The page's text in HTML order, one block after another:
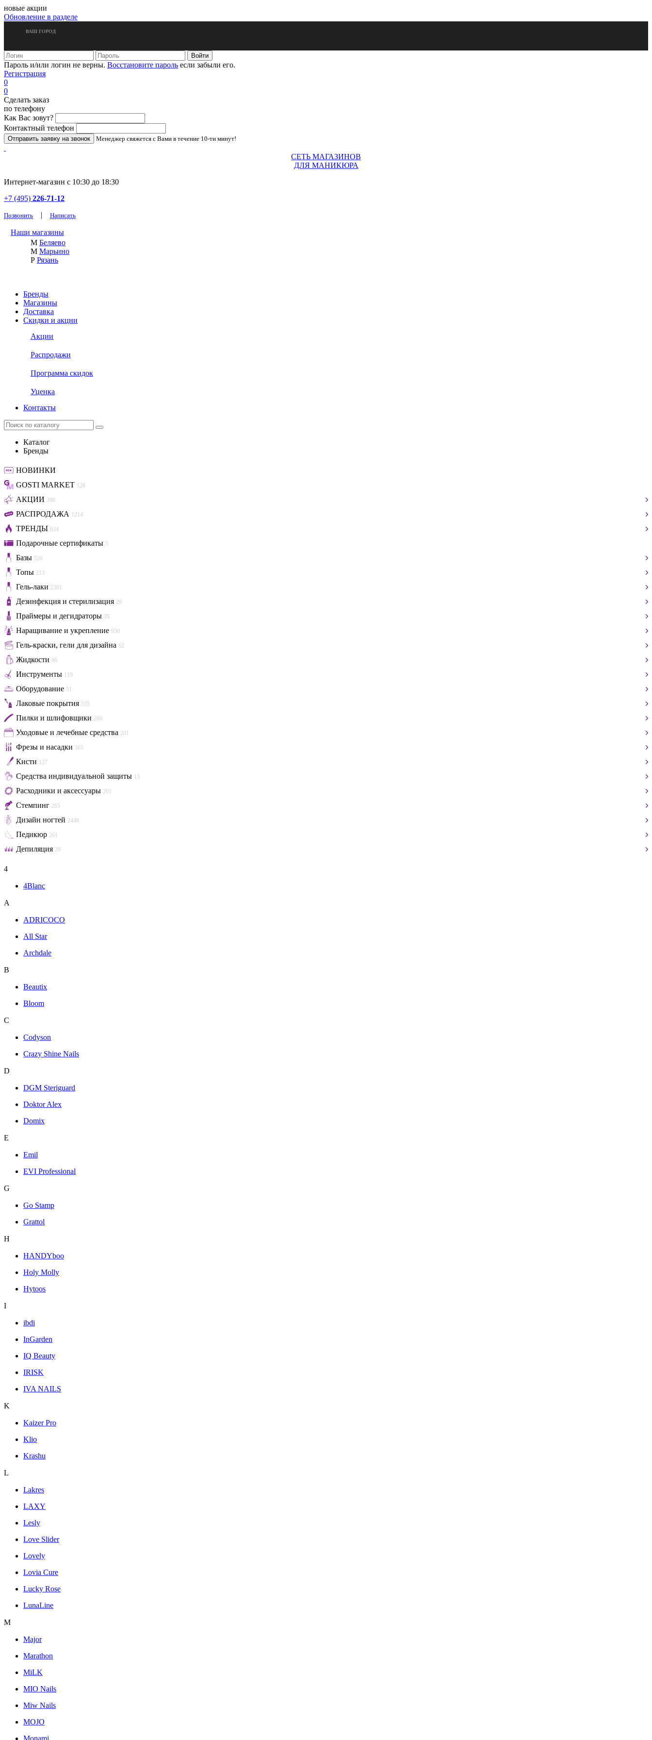
новые акции
Обновление в разделе
ВАШ ГОРОД
Пароль и/или логин не верны. Восстановите пароль если забыли его.
Регистрация
0
0
Сделать заказ
по телефону
Как Вас зовут?
Контактный телефон
Менеджер свяжется с Вами в течение 10-ти минут!
СЕТЬ МАГАЗИНОВ
ДЛЯ МАНИКЮРА
Интернет-магазин с 10:30 до 18:30
+7 (495) 226-71-12
Позвонить | Написать
Наши магазины
М Беляево
М Марьино
Р Рязань
Бренды
Магазины
Доставка
Скидки и акции
Акции
Распродажи
Программа скидок
Уценка
Контакты
Каталог
Бренды
НОВИНКИ
GOSTI MARKET 128
АКЦИИ 386
РАСПРОДАЖА 1214
ТРЕНДЫ 634
Подарочные сертификаты 5
Базы 526
Топы 213
Гель-лаки 2361
Дезинфекция и стерилизация 29
Праймеры и дегидраторы 35
Наращивание и укрепление 950
Гель-краски, гели для дизайна 62
Жидкости 86
Инструменты 119
Оборудование 51
Лаковые покрытия 335
Пилки и шлифовщики 200
Уходовые и лечебные средства 201
Фрезы и насадки 365
Кисти 127
Средства индивидуальной защиты 13
Расходники и аксессуары 201
Стемпинг 265
Дизайн ногтей 2448
Педикюр 261
Депиляция 29
4
4Blanc
A
ADRICOCO
All Star
Archdale
B
Beautix
Bloom
C
Codyson
Crazy Shine Nails
D
DGM Steriguard
Doktor Alex
Domix
E
Emil
EVI Professional
G
Go Stamp
Grattol
H
HANDYboo
Holy Molly
Hytoos
I
ibdi
InGarden
IQ Beauty
IRISK
IVA NAILS
K
Kaizer Pro
Klio
Krashu
L
Lakres
LAXY
Lesly
Love Slider
Lovely
Lovia Cure
Lucky Rose
LunaLine
M
Major
Marathon
MiLK
MIO Nails
Miw Nails
MOJO
Monami